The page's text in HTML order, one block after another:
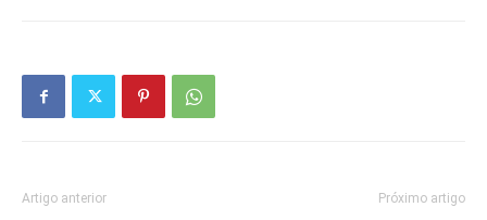
Artigo anterior Próximo artigo